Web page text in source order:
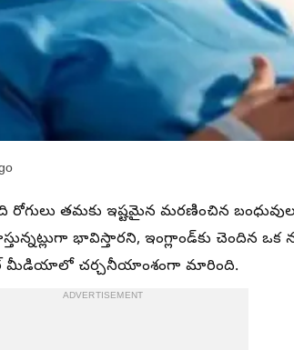
తమకు ఇష్టమైన మరణించిన
భావిస్తారని, ఇంగ్లాండ్‌కు చెందిన ఒక
మీడియాలో చర్చనీయాంశంగా మారింది.
ADVERTISEMENT